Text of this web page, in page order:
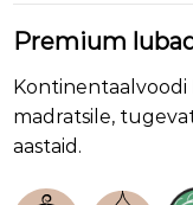
Premium
Kontinentaalvoodi
madratsile,
aastaid.